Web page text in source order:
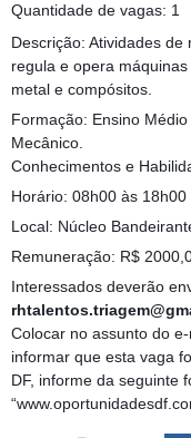
Quantidade de vagas: 1
Descrição: Atividades de
regula e opera
metal e compósitos.
Formação: Ensino
Mecânico.
Conhecimentos e
Horário: 08h00 às
Local: Núcleo
Remuneração: R$
Interessados deverão
Colocar no assunto do
informar que esta vaga
DF, informe da seguinte